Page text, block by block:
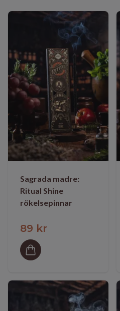
Sagrada madre:
Ritual Shine
rökelsepinnar
89 kr